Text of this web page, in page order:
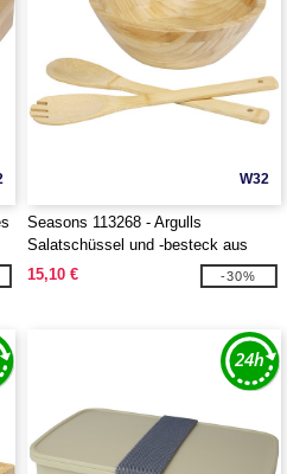
W32
Seasons 113268 - Argulls
Salatschüssel und -besteck aus
Bambus
15,10 € -30%